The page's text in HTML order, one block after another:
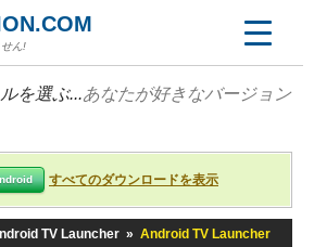
ん!
を選ぶ...あなたが好きなバージョン
すべてのダウンロードを表示
TV Launcher » Android TV Launcher